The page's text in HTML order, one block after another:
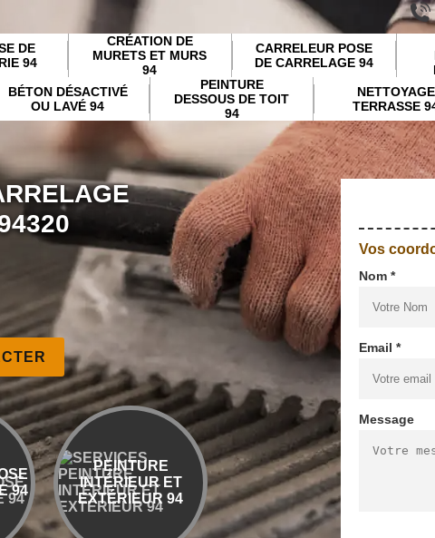
DE
94
CRÉATION DE
MURETS ET MURS
94
CARRELEUR POSE
DE CARRELAGE 94
BÉTON DÉSACTIVÉ
OU LAVÉ 94
PEINTURE
DESSOUS DE TOIT
94
NETTOYAGE
TERRASSE
94
PEINTURE
INTÉRIEUR ET
EXTÉRIEUR 94
ENTREPRISE
DÉMOLITION ET
ÉVACUATION 94
Vos
Nom *
Email *
Message